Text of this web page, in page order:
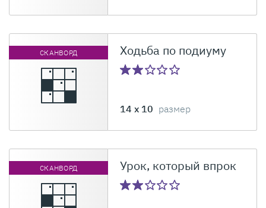
СКАНВОРД Ходьба по подиуму
14 x 10 размер
СКАНВОРД Урок, который впрок